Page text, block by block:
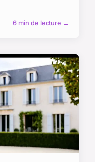
6 min de lecture →